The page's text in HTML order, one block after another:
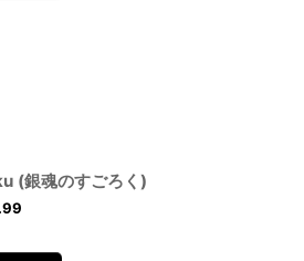
(銀魂のすごろく)